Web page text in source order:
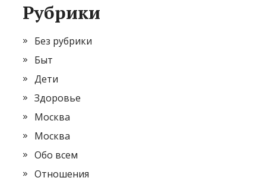
Рубрики
Без рубрики
Быт
Дети
Здоровье
Москва
Москва
Обо всем
Отношения